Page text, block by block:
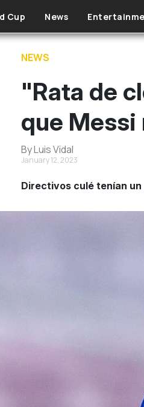
Cup News
NEWS
"Rata de
que Messi
By Luis Vidal
January 12, 2023
Directivos culé tenían